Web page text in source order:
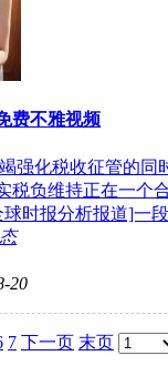
费不雅视频
强化税收征管的同
税负维持正在一个
时报分析报道]一
20
7 下一页 末页